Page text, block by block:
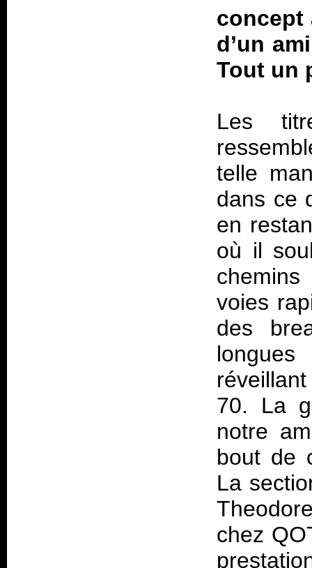
concept
d’un
Tout un
Les
telle
dans ce
en
où il
voies
des
70. La
notre
bout de
La
chez